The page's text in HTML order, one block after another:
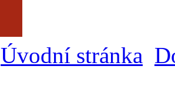
Úvodní stránka